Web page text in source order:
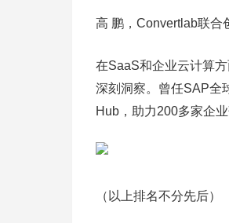
高 鹏，Convertlab联合
在SaaS和企业云计算
深刻洞察。曾任SAP全
Hub，助力200多家企
（以上排名不分先后）